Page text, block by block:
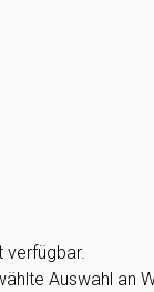
verfügbar.
Auswahl an